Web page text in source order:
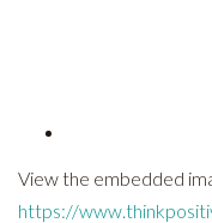
View the embedded
https://